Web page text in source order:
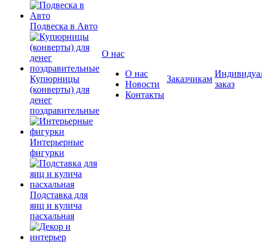
Подвеска в Авто
Купюрницы
(конверты) для
денег
поздравительные
Интерьерные
фигурки
Подставка для
яиц и кулича
пасхальная
О нас
О нас
Новости
Контакты
Заказчикам
заказ